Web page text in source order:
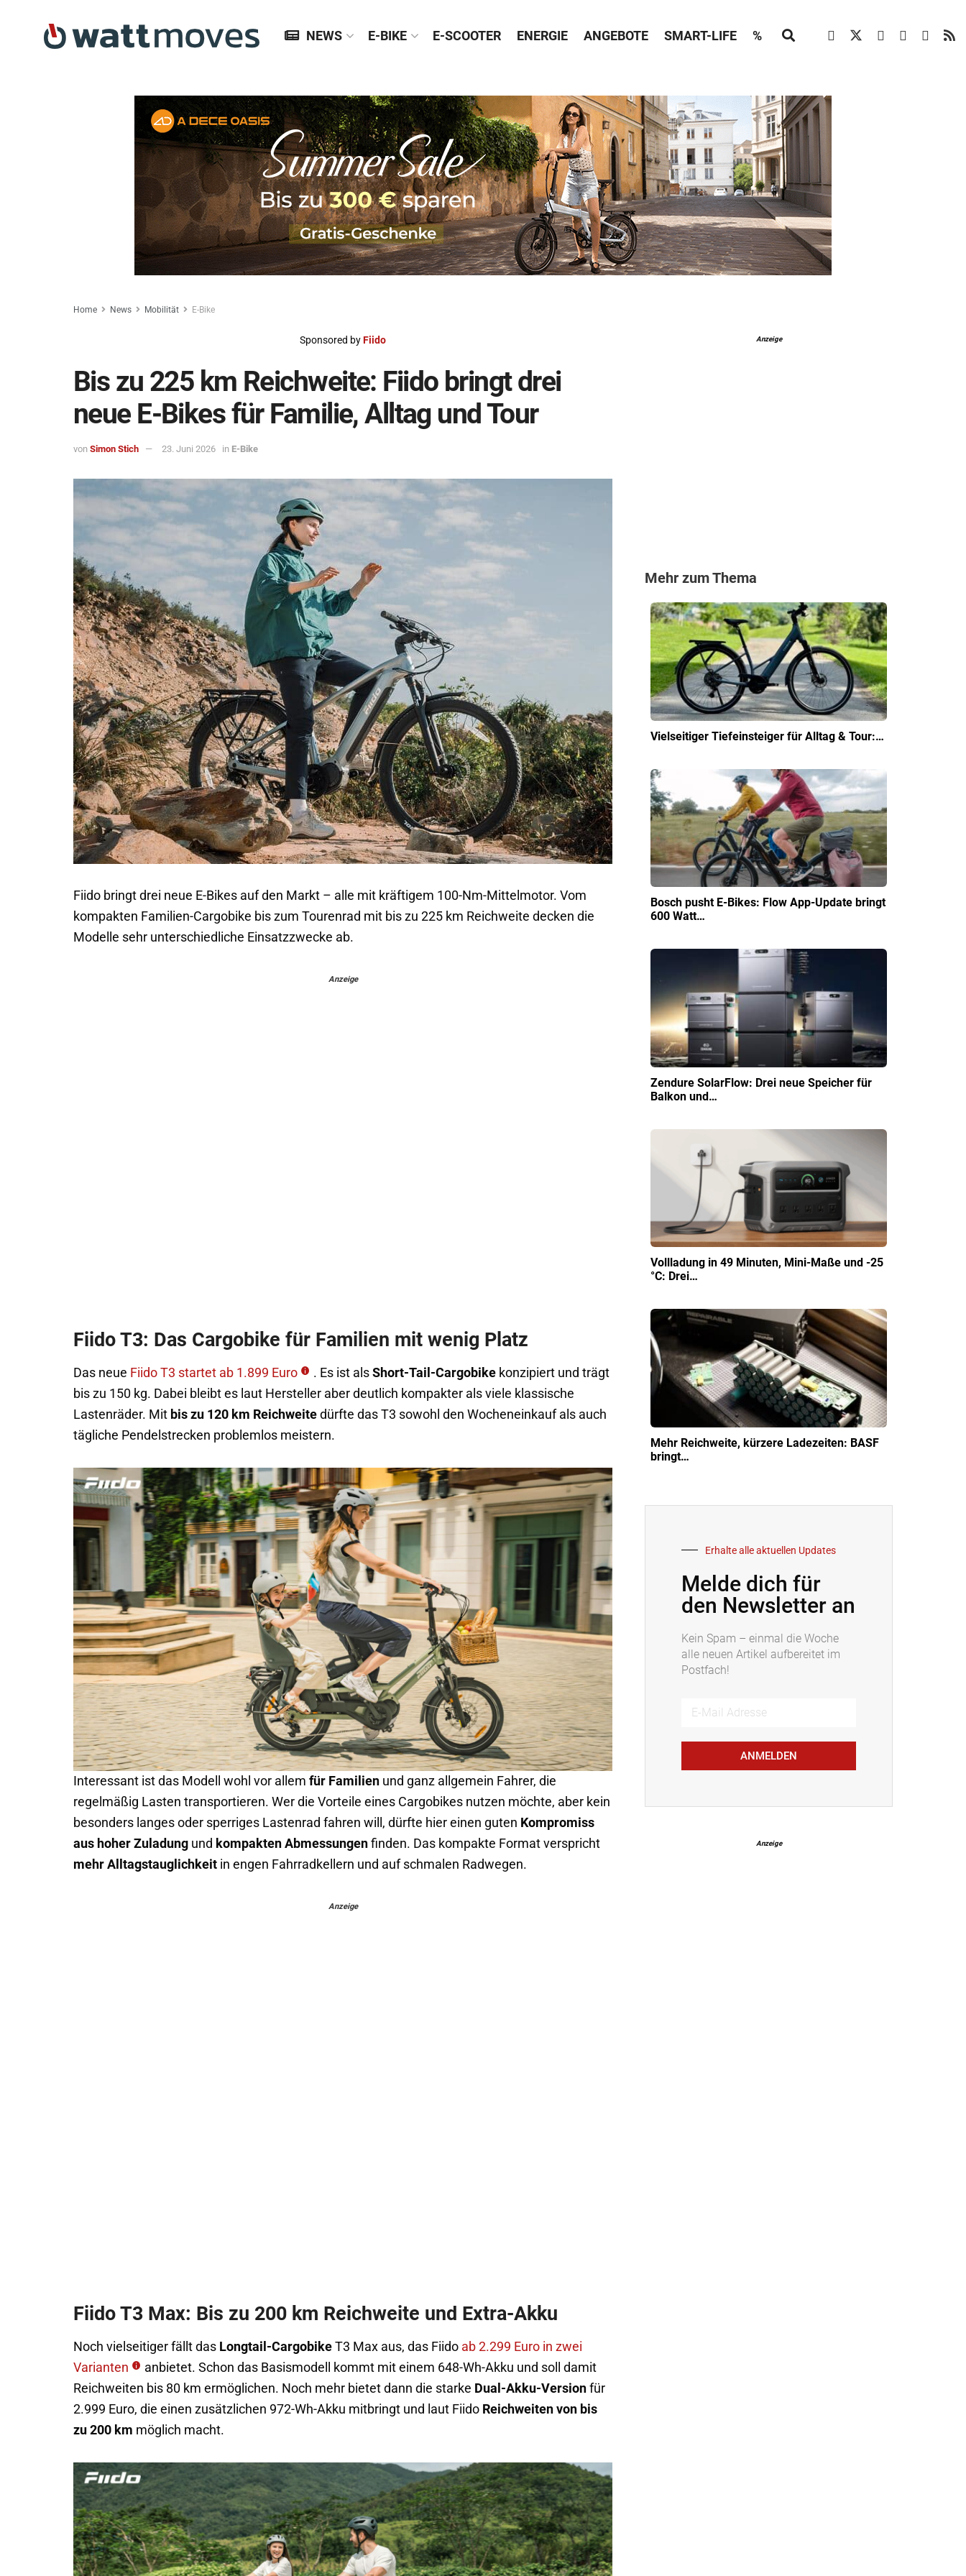
NEWS E-BIKE E-SCOOTER ENERGIE ANGEBOTE SMART-LIFE %
Home News Mobilität E-Bike
Sponsored byFiido
Bis zu 225 km Reichweite: Fiido bringt drei
neue E-Bikes für Familie, Alltag und Tour
von Simon Stich 23. Juni 2026 in E-Bike
Fiido bringt drei neue E-Bikes auf den Markt – alle mit kräftigem 100-Nm-Mittelmotor. Vom
kompakten Familien-Cargobike bis zum Tourenrad mit bis zu 225 km Reichweite decken die
Modelle sehr unterschiedliche Einsatzzwecke ab.
Anzeige
Fiido T3: Das Cargobike für Familien mit wenig Platz
Das neue Fiido T3 startet ab 1.899 Euro . Es ist als Short-Tail-Cargobike konzipiert und trägt
bis zu 150 kg. Dabei bleibt es laut Hersteller aber deutlich kompakter als viele klassische
Lastenräder. Mit bis zu 120 km Reichweite dürfte das T3 sowohl den Wocheneinkauf als auch
tägliche Pendelstrecken problemlos meistern.
Interessant ist das Modell wohl vor allem für Familien und ganz allgemein Fahrer, die
regelmäßig Lasten transportieren. Wer die Vorteile eines Cargobikes nutzen möchte, aber kein
besonders langes oder sperriges Lastenrad fahren will, dürfte hier einen guten Kompromiss
aus hoher Zuladung und kompakten Abmessungen finden. Das kompakte Format verspricht
mehr Alltagstauglichkeit in engen Fahrradkellern und auf schmalen Radwegen.
Anzeige
Fiido T3 Max: Bis zu 200 km Reichweite und Extra-Akku
Noch vielseitiger fällt das Longtail-Cargobike T3 Max aus, das Fiido ab 2.299 Euro in zwei
Varianten
anbietet. Schon das Basismodell kommt mit einem 648-Wh-Akku und soll damit
Reichweiten bis 80 km ermöglichen. Noch mehr bietet dann die starke Dual-Akku-Version für
2.999 Euro, die einen zusätzlichen 972-Wh-Akku mitbringt und laut Fiido Reichweiten von bis
zu 200 km möglich macht.
Anzeige
Mehr zum Thema
Vielseitiger Tiefeinsteiger für Alltag & Tour:…
Bosch pusht E-Bikes: Flow App-Update bringt
600 Watt…
Zendure SolarFlow: Drei neue Speicher für
Balkon und…
Vollladung in 49 Minuten, Mini-Maße und -25
°C: Drei…
Mehr Reichweite, kürzere Ladezeiten: BASF
bringt…
Erhalte alle aktuellen Updates
Melde dich für
den Newsletter an
Kein Spam – einmal die Woche
alle neuen Artikel aufbereitet im
Postfach!
ANMELDEN
Anzeige